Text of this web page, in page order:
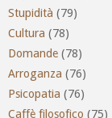
Stupidità (79)
Cultura (78)
Domande (78)
Arroganza (76)
Psicopatia (76)
Caffè filosofico (75)